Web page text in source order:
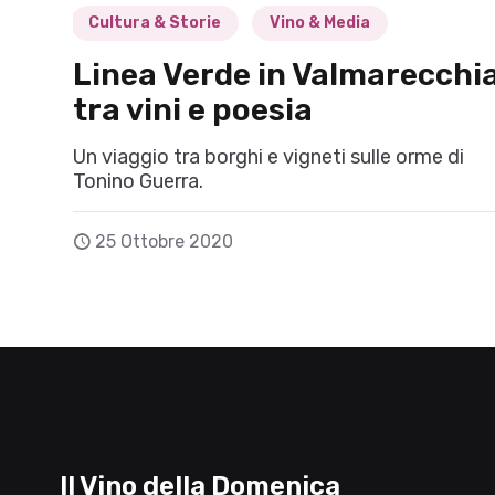
Cultura & Storie Vino & Media
Linea Verde in
tra vini e poesia
Un viaggio tra borghi e vigneti sulle orme di
Tonino Guerra.
25 Ottobre 2020
Il Vino della Domenica